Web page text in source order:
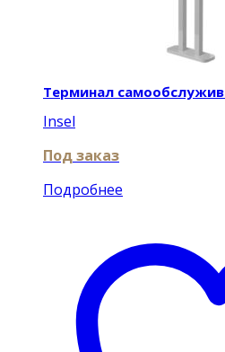
Терминал
Insel
Под заказ
Подробнее